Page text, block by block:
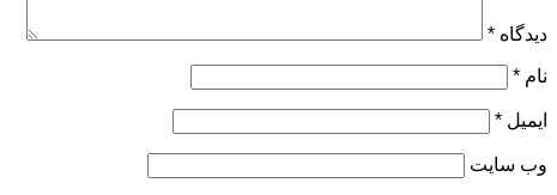
دیدگاه *
نام *
ایمیل *
وب‌ سایت